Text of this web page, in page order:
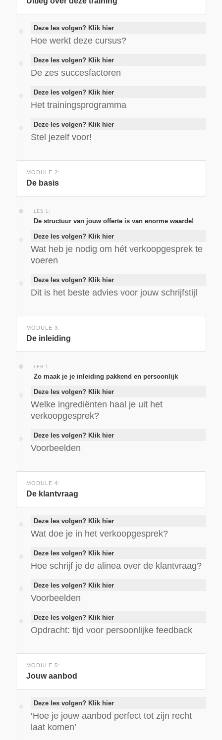
Deze les volgen? Klik hier
Hoe werkt deze cursus?
Deze les volgen? Klik hier
De zes succesfactoren
Deze les volgen? Klik hier
Het trainingsprogramma
Deze les volgen? Klik hier
Stel jezelf voor!
MODULE 2:
De basis
LES 1:
De structuur van jouw offerte is van enorme waarde!
Deze les volgen? Klik hier
Wat heb je nodig om hét verkoopgesprek te
voeren
Deze les volgen? Klik hier
Dit is het beste advies voor jouw schrijfstijl
MODULE 3:
De inleiding
LES 1:
Zo maak je je inleiding pakkend en persoonlijk
Deze les volgen? Klik hier
Welke ingrediënten haal je uit het
verkoopgesprek?
Deze les volgen? Klik hier
Voorbeelden
MODULE 4:
De klantvraag
Deze les volgen? Klik hier
Wat doe je in het verkoopgesprek?
Deze les volgen? Klik hier
Hoe schrijf je de alinea over de klantvraag?
Deze les volgen? Klik hier
Voorbeelden
Deze les volgen? Klik hier
Opdracht: tijd voor persoonlijke feedback
MODULE 5:
Jouw aanbod
Deze les volgen? Klik hier
‘Hoe je jouw aanbod perfect tot zijn recht
laat komen’